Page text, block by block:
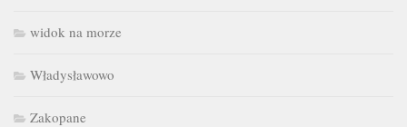
widok na morze
Władysławowo
Zakopane